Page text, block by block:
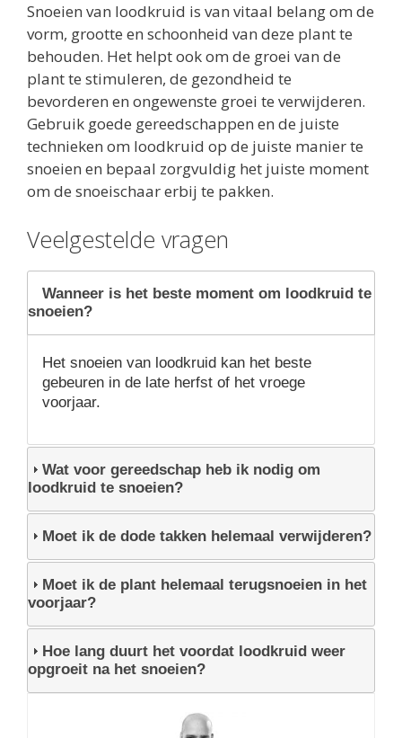
Snoeien van loodkruid is van vitaal belang om de
vorm, grootte en schoonheid van deze plant te
behouden. Het helpt ook om de groei van de
plant te stimuleren, de gezondheid te
bevorderen en ongewenste groei te verwijderen.
Gebruik goede gereedschappen en de juiste
technieken om loodkruid op de juiste manier te
snoeien en bepaal zorgvuldig het juiste moment
om de snoeischaar erbij te pakken.
Veelgestelde vragen
Wanneer is het beste moment om loodkruid te
snoeien?
Het snoeien van loodkruid kan het beste
gebeuren in de late herfst of het vroege
voorjaar.
Wat voor gereedschap heb ik nodig om
loodkruid te snoeien?
Moet ik de dode takken helemaal verwijderen?
Moet ik de plant helemaal terugsnoeien in het
voorjaar?
Hoe lang duurt het voordat loodkruid weer
opgroeit na het snoeien?